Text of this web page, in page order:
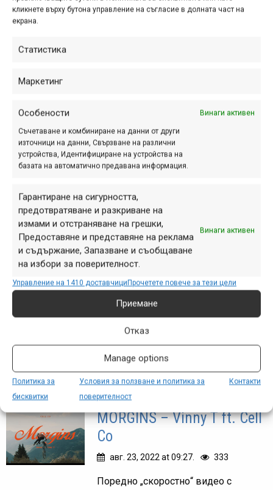
кликнете върху бутона управление на съгласие в долната част на
екрана.
Статистика
Маркетинг
Особености Винаги активен
Съчетаване и комбиниране на данни от други
източници на данни, Свързване на различни
устройства, Идентифициране на устройства на
базата на автоматично предавана информация.
Гарантиране на сигурността,
предотвратяване и разкриване на
измами и отстраняване на грешки,
Предоставяне и представяне на реклама
и съдържание, Запазване и съобщаване
на избори за поверителност.
Винаги активен
Управление на 1410 доставчициПрочетете повече за тези цели
Приемане
Отказ
Manage options
Политика за
бисквитки
Условия за ползване и политика за
поверителност
Контакти
„скандални“!
348
Винсент Тупин едва ли би спечелил
Световна купа по спускане на
трасето в Шампери, но със
класациите за стил по него.
The Chill Trail с Винсент
Тупин
ное. 27, 2022 at 18:29. 463
Поредно красиво видео от Scott с
участието на Винсент Тупин, в което
той кара по едно трасе, което е
изваял собственоръчно.
MORGINS – Vinny T ft. Cell
Co
авг. 23, 2022 at 09:27. 333
Поредно „скоростно“ видео с